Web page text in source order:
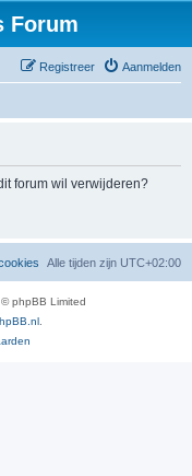
Forum
Aanmelden
Registreer
forum wil verwijderen?
Alle tijden zijn UTC+02:00
phpBB Limited